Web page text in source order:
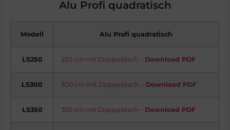
Alu Profi quadratisch
Modell Alu Profi quadratisch
LS250 250 cm mit Doppeldach – Download PDF
LS300 300 cm mit Doppeldach – Download PDF
LS350 350 cm mit Doppeldach – Download PDF